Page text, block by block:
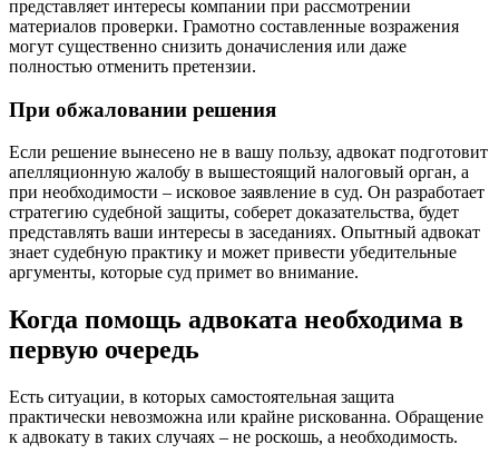
представляет интересы компании при рассмотрении
материалов проверки. Грамотно составленные возражения
могут существенно снизить доначисления или даже
полностью отменить претензии.
При обжаловании решения
Если решение вынесено не в вашу пользу, адвокат подготовит
апелляционную жалобу в вышестоящий налоговый орган, а
при необходимости – исковое заявление в суд. Он разработает
стратегию судебной защиты, соберет доказательства, будет
представлять ваши интересы в заседаниях. Опытный адвокат
знает судебную практику и может привести убедительные
аргументы, которые суд примет во внимание.
Когда помощь адвоката необходима в
первую очередь
Есть ситуации, в которых самостоятельная защита
практически невозможна или крайне рискованна. Обращение
к адвокату в таких случаях – не роскошь, а необходимость.